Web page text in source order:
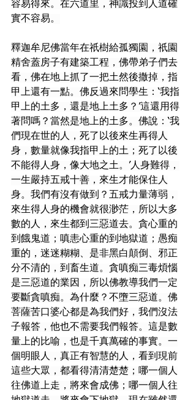
容易得來。在六道里，神識投到人道確
實不容易。
釋迦牟尼佛當年在祇樹給孤獨園，祇園
精舍蓋房子有建築工程，佛帶弟子們去
看，佛在地上抓了一把土然後撒掉，指
甲上還有一點。佛反過來問學生：‘我指
甲上的土多，還是地上土多？’這還用得
著問嗎？當然是地上的土多。佛說：‘我
們現在世的人，死了以後來生再得人
身，數量就像我指甲上的土；死了以後
不能得人身，像大地之土。’人身難得，
一生嚴持五戒十善，來生才能保住人
身。我們有沒有做到？五戒力量薄弱，
來生得人身的機會就很渺茫，所以大多
數的人，來生都到三惡道去。貪心重的
到餓鬼道；嗔恚心重的到地獄道；愚痴
重的，迷迷糊糊、是非黑白顛倒、邪正
分不清的，到畜生道。貪嗔痴三毒煩惱
是三惡道的業因，所以佛教導我們一定
要斷貪嗔痴。為什麼？不墮三惡道。佛
菩薩苦口婆心都是為我們好，我們沒法
子報答，他也不需要我們報答。這是數
量上的比喻，也是千真萬確的事實。一
個明眼人，真正有智慧的人，看到現前
這些大眾，都看得清清楚楚；哪一個人
往佛道上走，將來會成佛；哪一個人往